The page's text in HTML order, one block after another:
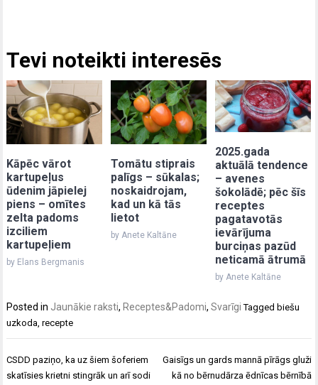
Tevi noteikti interesēs
Kāpēc vārot
kartupeļus
ūdenim jāpielej
piens – omītes
zelta padoms
izciliem
kartupeļiem
by Elans Bergmanis
Tomātu stiprais
palīgs – sūkalas;
noskaidrojam,
kad un kā tās
lietot
by Anete Kaltāne
2025.gada
aktuālā tendence
– avenes
šokolādē; pēc šīs
receptes
pagatavotās
ievārījuma
burciņas pazūd
neticamā ātrumā
by Anete Kaltāne
Posted in Jaunākie raksti, Receptes&Padomi,Svarīgi Tagged biešu
uzkoda ,recepte
Post
navigation
CSDD paziņo, ka uz šiem šoferiem
skatīsies krietni stingrāk un arī sodi
Gaisīgs un gards mannā pīrāgs gluži
kā no bērnudārza ēdnīcas bērnībā